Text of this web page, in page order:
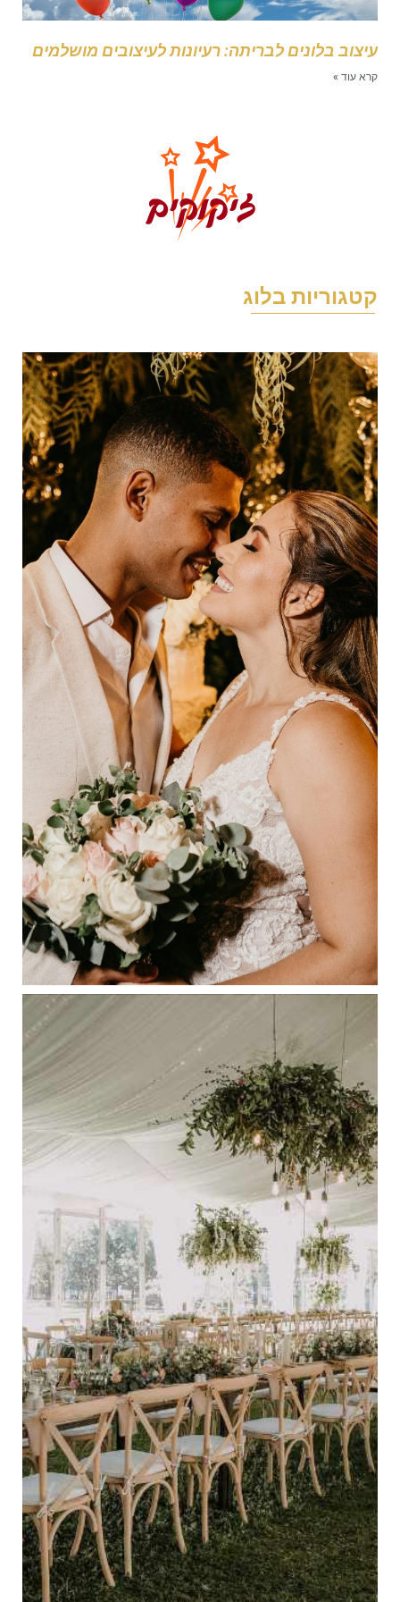
בלונים לבריתה: רעיונות לעיצובים מושלמים
עוד »
בלוג